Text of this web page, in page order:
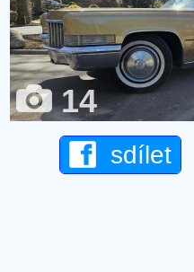
14
sdílet